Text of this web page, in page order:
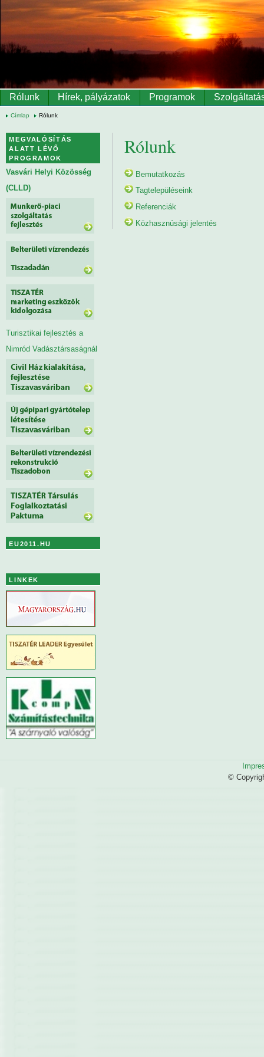
Ugrás a tartalomra
Rólunk Hírek, pályázatok Programok
Címlap Rólunk
Rólunk
Bemutatkozás
Tagtelepüléseink
Referenciák
Közhasznúsági jelentés
MEGVALÓSÍTÁS
ALATT LÉVŐ
PROGRAMOK
Vasvári Helyi Közösség
(CLLD)
Turisztikai fejlesztés a
Nimród Vadásztársaságnál
EU2011.HU
LINKEK
©